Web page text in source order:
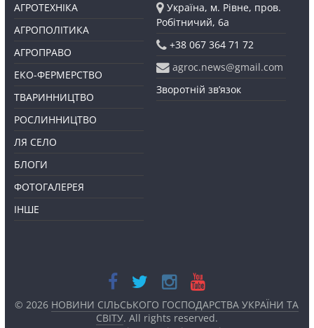
АГРОТЕХНІКА
АГРОПОЛІТИКА
АГРОПРАВО
ЕКО-ФЕРМЕРСТВО
ТВАРИННИЦТВО
РОСЛИННИЦТВО
ЛЯ СЕЛО
БЛОГИ
ФОТОГАЛЕРЕЯ
ІНШЕ
Україна, м. Рівне, пров.
Робітничий, 6а
+38 067 364 71 72
agroc.news@gmail.com
Зворотній зв’язок
© 2026 НОВИНИ СІЛЬСЬКОГО ГОСПОДАРСТВА УКРАЇНИ ТА
СВІТУ. All rights reserved.